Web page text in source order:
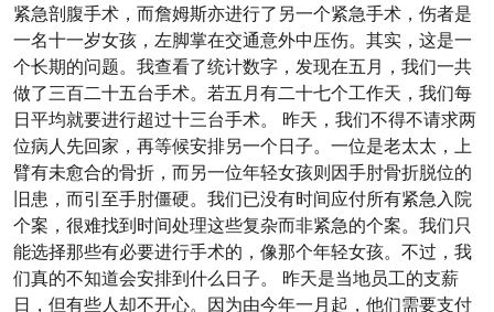
紧急剖腹手术，而詹姆斯亦进行了另一个紧急手术，伤者是
一名十一岁女孩，左脚掌在交通意外中压伤。其实，这是一
个长期的问题。我查看了统计数字，发现在五月，我们一共
做了三百二十五台手术。若五月有二十七个工作天，我们每
日平均就要进行超过十三台手术。 昨天，我们不得不请求两
位病人先回家，再等候安排另一个日子。一位是老太太，上
臂有未愈合的骨折，而另一位年轻女孩则因手肘骨折脱位的
旧患，而引至手肘僵硬。我们已没有时间应付所有紧急入院
个案，很难找到时间处理这些复杂而非紧急的个案。我们只
能选择那些有必要进行手术的，像那个年轻女孩。不过，我
们真的不知道会安排到什么日子。 昨天是当地员工的支薪
日，但有些人却不开心。因为由今年一月起，他们需要支付